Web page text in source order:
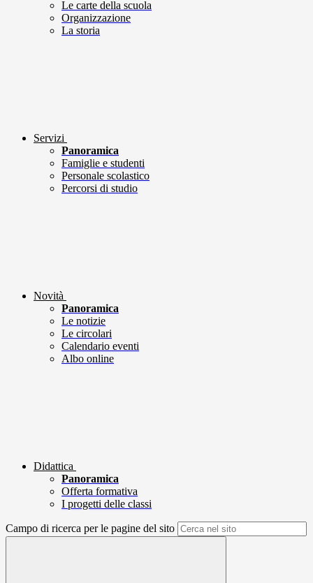
Le carte della scuola
Organizzazione
La storia
Servizi
Panoramica
Famiglie e studenti
Personale scolastico
Percorsi di studio
Novità
Panoramica
Le notizie
Le circolari
Calendario eventi
Albo online
Didattica
Panoramica
Offerta formativa
I progetti delle classi
Campo di ricerca per le pagine del sito